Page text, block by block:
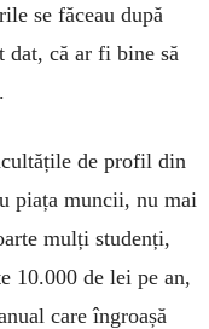
se făceau după
dat, că ar fi bine să
de profil din
piața muncii, nu mai
mulți studenți,
10.000 de lei pe an,
care îngroașă